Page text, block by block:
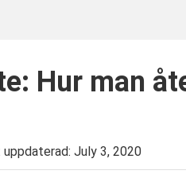
Hur man
uppdaterad: July 3, 2020